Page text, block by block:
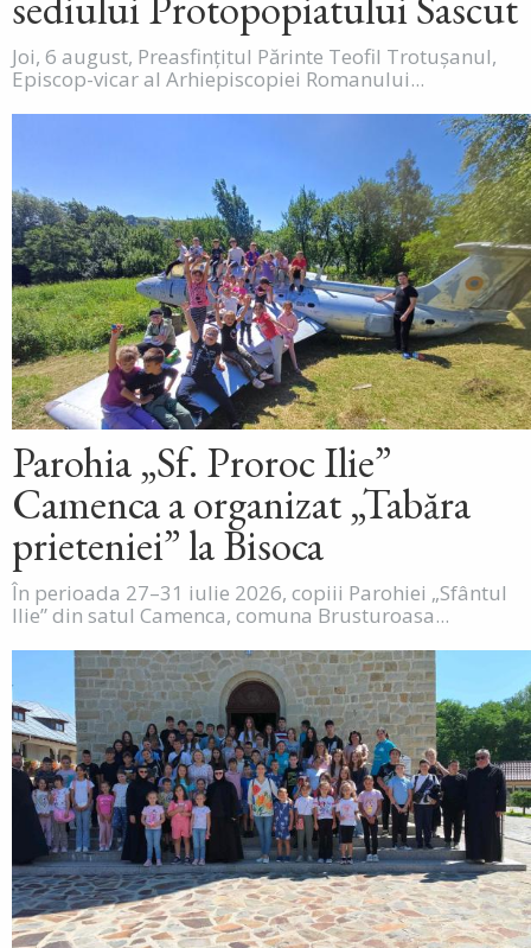
Joi, 6 august, Preasfințitul Părinte Teofil Trotușanul,
Episcop-vicar al Arhiepiscopiei Romanului...
Parohia „Sf. Proroc Ilie”
Camenca a organizat „Tabăra
prieteniei” la Bisoca
În perioada 27–31 iulie 2026, copiii Parohiei „Sfântul
Ilie” din satul Camenca, comuna Brusturoasa...